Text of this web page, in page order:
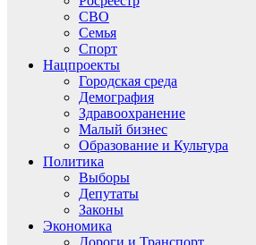
СВО
Семья
Спорт
Нацпроекты
Городская среда
Демография
Здравоохранение
Малый бизнес
Образование и Культура
Политика
Выборы
Депутаты
Законы
Экономика
Дороги и Транспорт